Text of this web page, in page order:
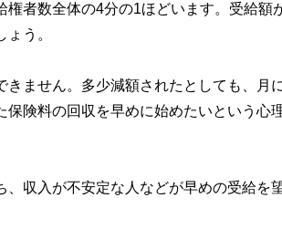
者数全体の4分の1ほどいます。受給額
う。
ません。多少減額されたとしても、月
険料の回収を早めに始めたいという心
収入が不安定な人などが早めの受給を